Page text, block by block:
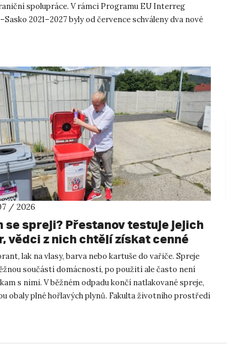
spolupráce. V rámci Programu EU Interreg
2021–2027 byly od července schváleny dva nové
/ 2026
se spreji? Přestanov testuje jejich
vědci z nich chtějí získat cenné
lak na vlasy, barva nebo kartuše do vařiče. Spreje
součástí domácností, po použití ale často není
s nimi. V běžném odpadu končí natlakované spreje,
obaly plné hořlavých plynů. Fakulta životního prostředí